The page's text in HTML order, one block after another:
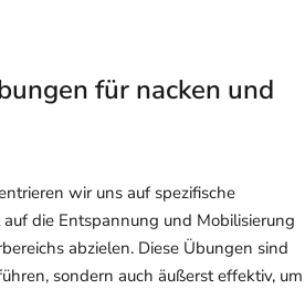
für nacken und
wir uns auf spezifische
die Entspannung und Mobilisierung
abzielen. Diese Übungen sind
sondern auch äußerst effektiv, um